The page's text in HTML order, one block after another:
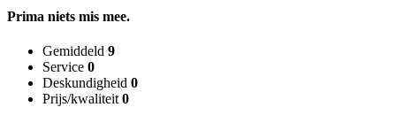
Prima niets mis mee.
Gemiddeld 9
Service 0
Deskundigheid 0
Prijs/kwaliteit 0